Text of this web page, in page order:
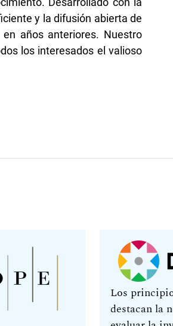
y la difusión abierta de
años anteriores. Nuestro
los interesados el valioso
Los
destacan la